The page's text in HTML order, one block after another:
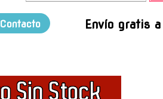
Contacto Envío gratis